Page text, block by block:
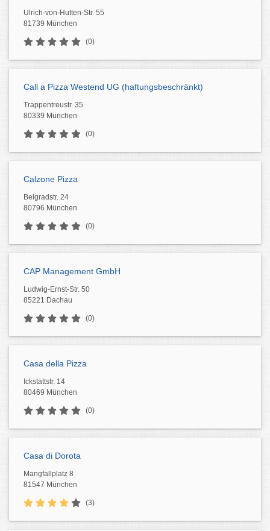
Ulrich-von-Hutten-Str. 55
81739 München
(0)
Call a Pizza Westend UG (haftungsbeschränkt)
Trappentreustr. 35
80339 München
(0)
Calzone Pizza
Belgradstr. 24
80796 München
(0)
CAP Management GmbH
Ludwig-Ernst-Str. 50
85221 Dachau
(0)
Casa della Pizza
Ickstattstr. 14
80469 München
(0)
Casa di Dorota
Mangfallplatz 8
81547 München
(3)